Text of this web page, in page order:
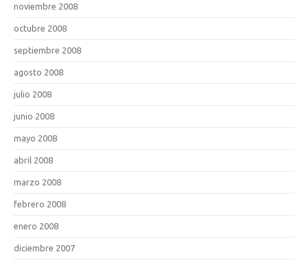
noviembre 2008
octubre 2008
septiembre 2008
agosto 2008
julio 2008
junio 2008
mayo 2008
abril 2008
marzo 2008
febrero 2008
enero 2008
diciembre 2007